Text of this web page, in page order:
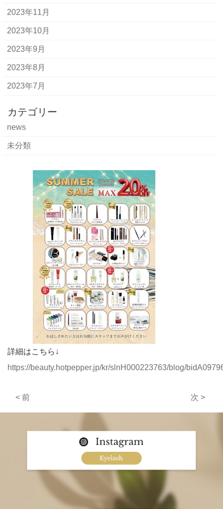
2023年11月
2023年10月
2023年9月
2023年8月
2023年7月
カテゴリー
news
未分類
詳細はこちら↓
https://beauty.hotpepper.jp/kr/slnH000223763/blog/
< 前 次 >